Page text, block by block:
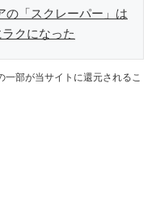
の「スクレーパー」は
クになった
部が当サイトに還元されるこ